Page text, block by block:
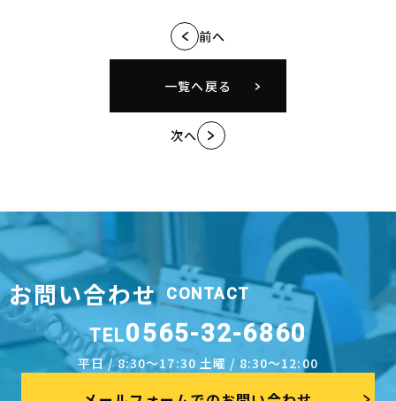
前へ
一覧へ戻る
次へ
お問い合わせ CONTACT
TEL0565-32-6860
平日 / 8:30～17:30 土曜 / 8:30～12:00